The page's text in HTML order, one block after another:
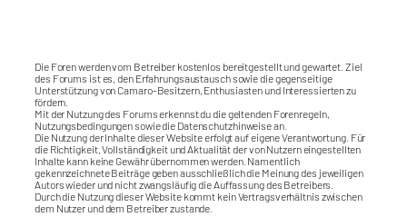
a
c
h
u
t
e
n
.
a
c
h
o
e
n
.
Die Foren werden vom Betreiber kostenlos bereitgestellt und gewartet. Ziel
des Forums ist es, den Erfahrungsaustausch sowie die gegenseitige
Unterstützung von Camaro-Besitzern, Enthusiasten und Interessierten zu
fördern.
Mit der Nutzung des Forums erkennst du die geltenden Forenregeln,
Nutzungsbedingungen sowie die Datenschutzhinweise an.
Die Nutzung der Inhalte dieser Website erfolgt auf eigene Verantwortung. Für
die Richtigkeit, Vollständigkeit und Aktualität der von Nutzern eingestellten
Inhalte kann keine Gewähr übernommen werden. Namentlich
gekennzeichnete Beiträge geben ausschließlich die Meinung des jeweiligen
Autors wieder und nicht zwangsläufig die Auffassung des Betreibers.
Durch die Nutzung dieser Website kommt kein Vertragsverhältnis zwischen
dem Nutzer und dem Betreiber zustande.